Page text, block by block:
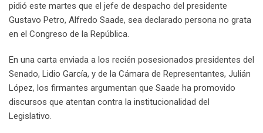
pidió este martes que el jefe de despacho del presidente
Gustavo Petro, Alfredo Saade, sea declarado persona no grata
en el Congreso de la República.
En una carta enviada a los recién posesionados presidentes del
Senado, Lidio García, y de la Cámara de Representantes, Julián
López, los firmantes argumentan que Saade ha promovido
discursos que atentan contra la institucionalidad del
Legislativo.